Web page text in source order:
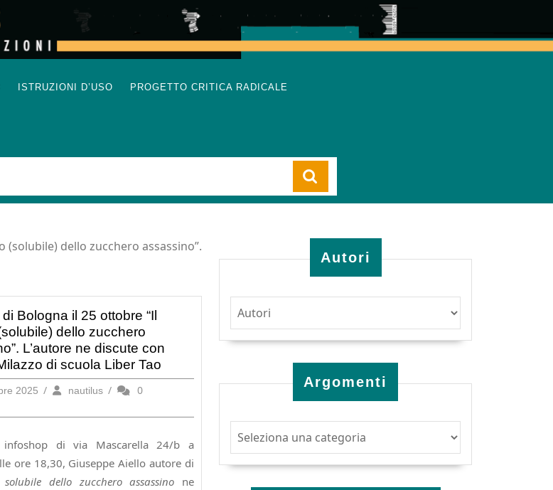
ISTRUZIONI D’USO PROGETTO CRITICA RADICALE
dello zucchero assassino”.
Bologna il 25 ottobre “Il
dello zucchero
L’autore ne discute con
di scuola Liber Tao
2025 20
2025
/ nautilusnautilus
/
0
di via Mascarella 24/b a
ore 18,30, Giuseppe Aiello autore di
dello zucchero assassino ne
Autori
Argomenti